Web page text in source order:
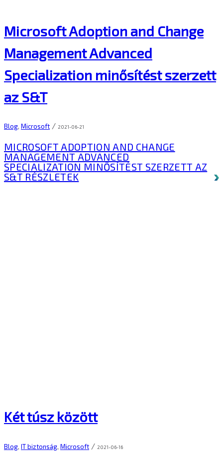
Microsoft Adoption and Change
Management Advanced
Specialization minősítést szerzett
az S&T
Blog, Microsoft / 2021-06-21
MICROSOFT ADOPTION AND CHANGE
MANAGEMENT ADVANCED
SPECIALIZATION MINŐSÍTÉST SZERZETT AZ
S&T RÉSZLETEK
Két túsz között
Blog, IT biztonság, Microsoft / 2021-06-16